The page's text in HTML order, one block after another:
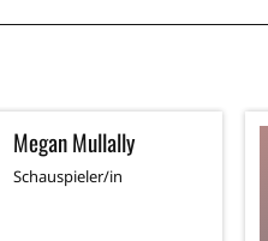
Megan Mullally
Schauspieler/in